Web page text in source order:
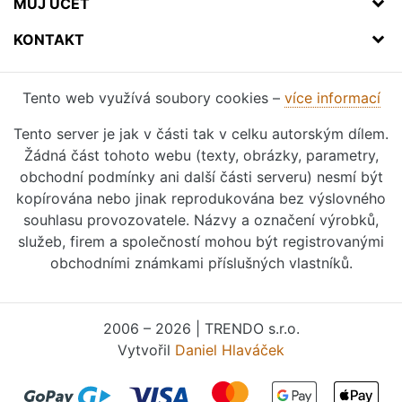
MŮJ ÚČET
KONTAKT
Tento web využívá soubory cookies – více informací
Tento server je jak v části tak v celku autorským dílem.
Žádná část tohoto webu (texty, obrázky, parametry,
obchodní podmínky ani další části serveru) nesmí být
kopírována nebo jinak reprodukována bez výslovného
souhlasu provozovatele. Názvy a označení výrobků,
služeb, firem a společností mohou být registrovanými
obchodními známkami příslušných vlastníků.
2006 – 2026 | TRENDO s.r.o.
Vytvořil Daniel Hlaváček